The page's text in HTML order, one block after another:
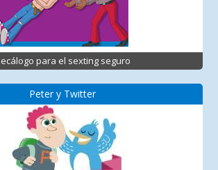
para el sexting seguro
Peter y Twitter